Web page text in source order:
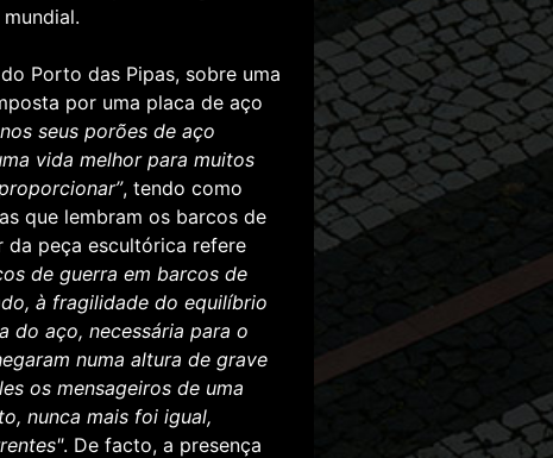
Porto das Pipas, sobre uma
por uma placa de aço
seus porões de aço
vida melhor para muitos
, tendo como
que lembram os barcos de
da peça escultórica refere
de guerra em barcos de
à fragilidade do equilíbrio
do aço, necessária para o
numa altura de grave
os mensageiros de uma
nunca mais foi igual,
. De facto, a presença